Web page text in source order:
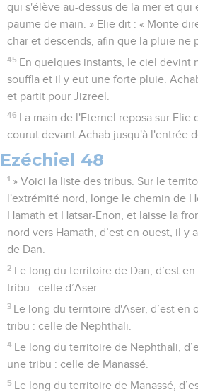
qui s'élève au-dessus de la mer et qui
paume de main. » Elie dit : « Monte
char et descends, afin que la pluie ne
45 En quelques instants, le ciel devint
souffla et il y eut une forte pluie.
et partit pour Jizreel.
46 La main de l'Eternel reposa sur Elie
courut devant Achab jusqu'à l'entrée
Ezéchiel 48
1 » Voici la liste des tribus. Sur le
l'extrémité nord, longe le chemin de
Hamath et Hatsar-Enon, et laisse la
nord vers Hamath, d’est en ouest, il y
de Dan.
2 Le long du territoire de Dan, d’est
tribu : celle d’Aser.
3 Le long du territoire d'Aser, d’est en
tribu : celle de Nephthali.
4 Le long du territoire de Nephthali,
une tribu : celle de Manassé.
5 Le long du territoire de Manassé,